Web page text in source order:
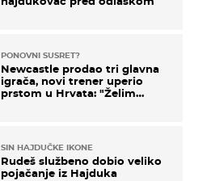
PONOVNI SUSRET?
Newcastle prodao tri glavna
igrača, novi trener uperio
prstom u Hrvata: "Želim
SIN HAJDUČKE IKONE
Rudeš službeno dobio veliko
pojačanje iz Hajduka